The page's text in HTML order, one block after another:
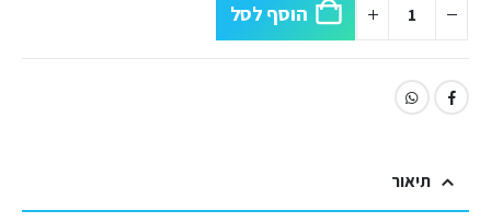
הוסף לסל
תיאור